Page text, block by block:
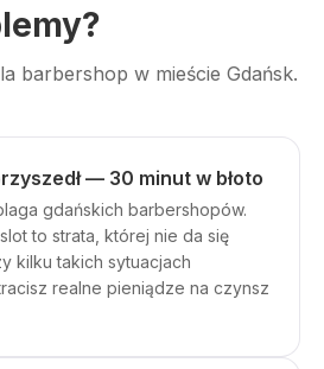
barbershop w mieście Gdańsk.
— 30 minut w błoto
gdańskich barbershopów.
to strata, której nie da się
kilku takich sytuacjach
realne pieniądze na czynsz